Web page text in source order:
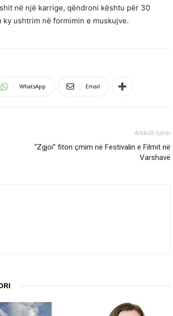
në një karrige, qëndroni kështu për 30
ushtrim në formimin e muskujve.
WhatsApp Email
Artikulli tjetër
“Zgjoi” fiton çmim në Festivalin e Filmit në
Varshavë